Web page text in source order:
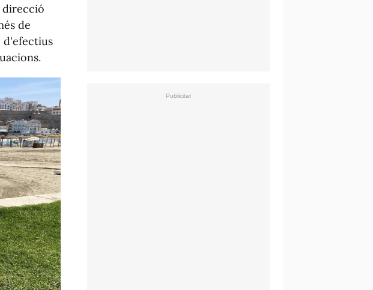
direcció
de
d'efectius